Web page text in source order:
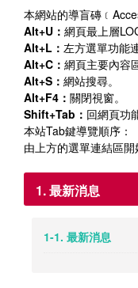
本網站的導盲磚
Alt+U： 網頁最上層
Alt+L： 左方選單功能
Alt+C： 網頁主要內容
Alt+S： 網站搜尋。
Alt+F4： 關閉視窗。
Shift+Tab： 回網頁功
本站Tab鍵導覽順序：
由上方的選單連結區
1. 最新消息
1-1. 最新消息